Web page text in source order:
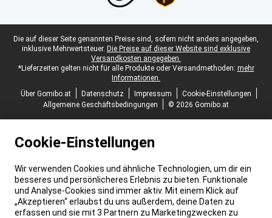
Juristische Fußzeile
Die auf dieser Seite genannten Preise sind, sofern nicht anders angegeben,
inklusive Mehrwertsteuer. Die Preise auf dieser Website sind exklusive
Versandkosten angegeben.
*Lieferzeiten gelten nicht für alle Produkte oder Versandmethoden: mehr
Informationen.
Über Gomibo.at
Datenschutz Impressum
Cookie-Einstellungen
Allgemeine Geschäftsbedingungen
© 2026 Gomibo.at
Cookie-Einstellungen
Wir verwenden Cookies und ähnliche Technologien, um dir ein
besseres und persönlicheres Erlebnis zu bieten. Funktionale
und Analyse-Cookies sind immer aktiv. Mit einem Klick auf
„Akzeptieren“ erlaubst du uns außerdem, deine Daten zu
erfassen und sie mit 3 Partnern zu Marketingzwecken zu